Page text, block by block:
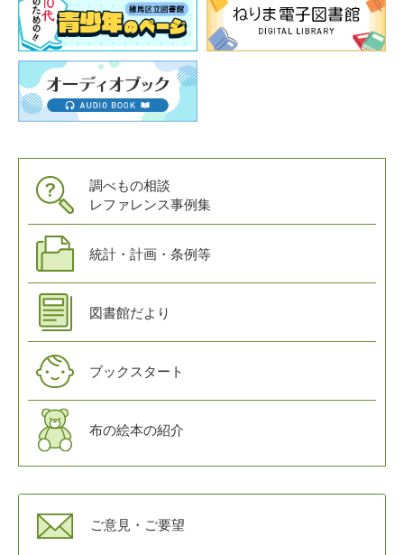
調べもの相談
レファレンス事例集
統計・計画・条例等
図書館だより
ブックスタート
布の絵本の紹介
ご意見・ご要望